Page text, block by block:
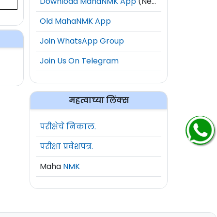
Old MahaNMK App
Join WhatsApp Group
Join Us On Telegram
महत्वाच्या लिंक्स
परीक्षेचे निकाल.
परीक्षा प्रवेशपत्र.
Maha NMK